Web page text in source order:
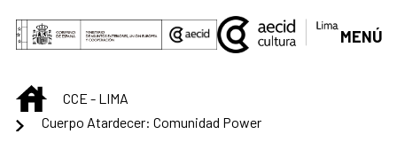
Saltar al contenido principal
MENÚ
INICIOCCE - LIMA
Cuerpo Atardecer: Comunidad Power